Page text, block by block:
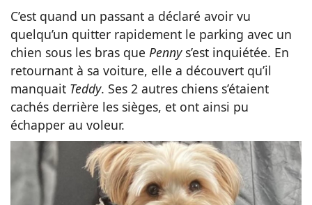
C’est quand un passant a déclaré avoir vu
quelqu’un quitter rapidement le parking avec un
chien sous les bras que Penny s’est inquiétée. En
retournant à sa voiture, elle a découvert qu’il
manquait Teddy. Ses 2 autres chiens s’étaient
cachés derrière les sièges, et ont ainsi pu
échapper au voleur.